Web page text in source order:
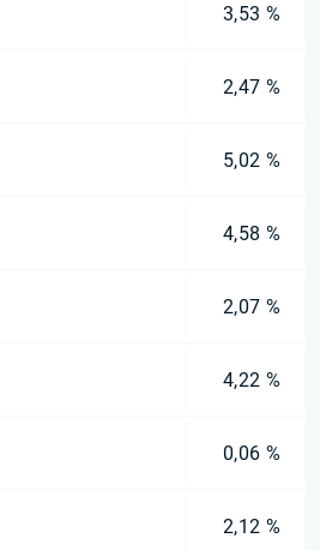
3,53 %
2,47 %
5,02 %
4,58 %
2,07 %
4,22 %
0,06 %
2,12 %